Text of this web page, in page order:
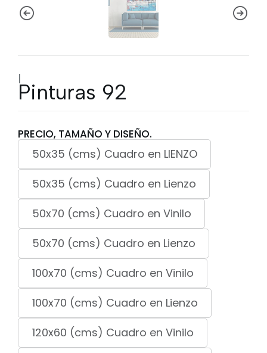
|
Pinturas 92
PRECIO, TAMAÑO Y DISEÑO.
50x35 (cms) Cuadro en LIENZO
50x35 (cms) Cuadro en Lienzo
50x70 (cms) Cuadro en Vinilo
50x70 (cms) Cuadro en Lienzo
100x70 (cms) Cuadro en Vinilo
100x70 (cms) Cuadro en Lienzo
120x60 (cms) Cuadro en Vinilo